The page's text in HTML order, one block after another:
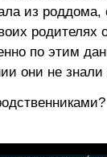
из
родителях
по этим
они не знали